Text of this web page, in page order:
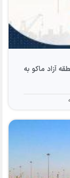
آزاد ماکو به